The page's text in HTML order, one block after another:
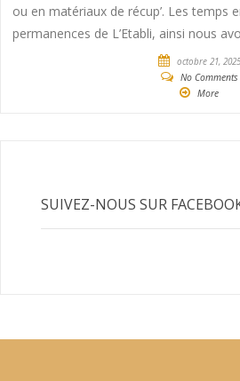
ou en matériaux de récup’. Les temps
permanences de L’Etabli, ainsi nous
octobre 21, 2025
No Comments
More
SUIVEZ-NOUS SUR